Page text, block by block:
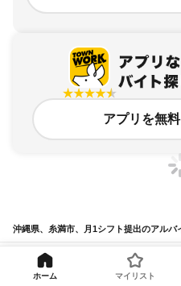
アプリを無
沖縄県、糸満市、月1シフト提出のアルバ
求人の詳細を表示
ホーム マイリスト